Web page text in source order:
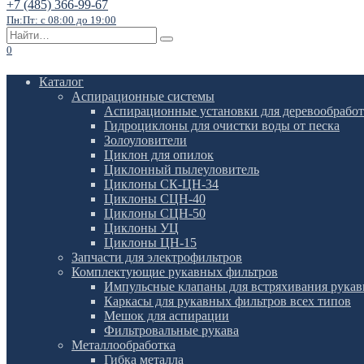
+7 (485) 366-99-67
Пн:Пт: с 08:00 до 19:00
Search
for:
0
Каталог
Аспирационные системы
Аспирационные установки для
Гидроциклоны для очистки воды от песка
Золоуловители
Циклон для опилок
Циклонный пылеуловитель
Циклоны СК-ЦН-34
Циклоны СЦН-40
Циклоны СЦН-50
Циклоны УЦ
Циклоны ЦН-15
Запчасти для электрофильтров
Комплектующие рукавных фильтров
Импульсные клапаны для встряхивания
Каркасы для рукавных фильтров всех типов
Мешок для аспирации
Фильтровальные рукава
Металлообработка
Гибка металла